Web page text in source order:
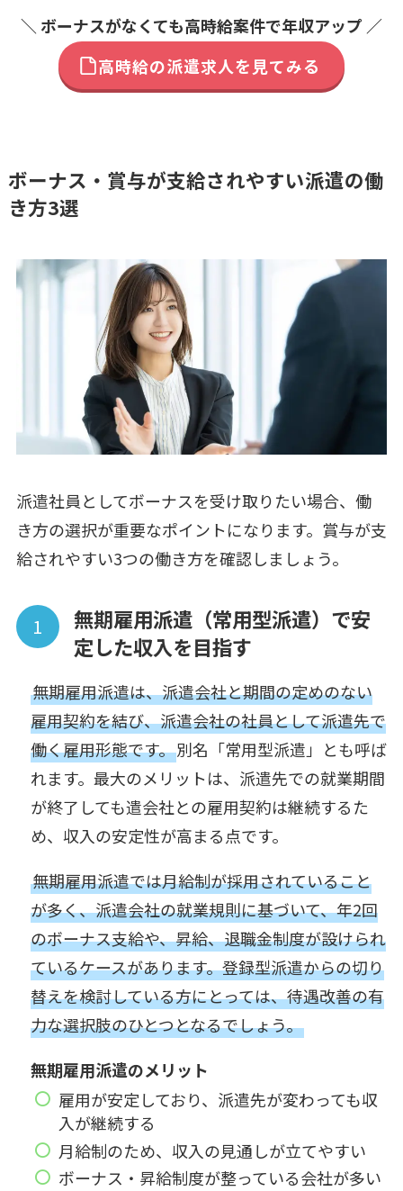
＼ ボーナスがなくても高時給案件で年収アップ ／
高時給の派遣求人を見てみる
ボーナス・賞与が支給されやすい派遣の働
き方3選
派遣社員としてボーナスを受け取りたい場合、働
き方の選択が重要なポイントになります。賞与が支
給されやすい3つの働き方を確認しましょう。
無期雇用派遣（常用型派遣）で安
定した収入を目指す
無期雇用派遣は、派遣会社と期間の定めのない
雇用契約を結び、派遣会社の社員として派遣先で
働く雇用形態です。別名「常用型派遣」とも呼ば
れます。最大のメリットは、派遣先での就業期間
が終了しても遣会社との雇用契約は継続するた
め、収入の安定性が高まる点です。
無期雇用派遣では月給制が採用されていること
が多く、派遣会社の就業規則に基づいて、年2回
のボーナス支給や、昇給、退職金制度が設けられ
ているケースがあります。登録型派遣からの切り
替えを検討している方にとっては、待遇改善の有
力な選択肢のひとつとなるでしょう。
無期雇用派遣のメリット
雇用が安定しており、派遣先が変わっても収
入が継続する
月給制のため、収入の見通しが立てやすい
ボーナス・昇給制度が整っている会社が多い